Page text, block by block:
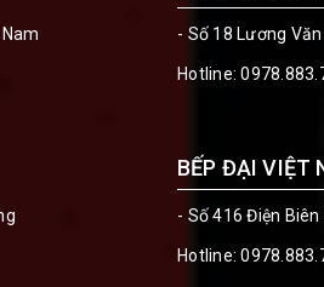
- Số 18 Lương
Hotline:
BẾP ĐẠI VIỆT
- Số 416 Điện
Hotline: